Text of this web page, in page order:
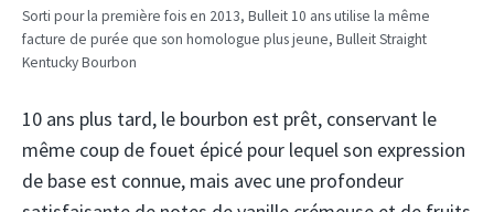
Sorti pour la première fois en 2013, Bulleit 10 ans utilise la même
facture de purée que son homologue plus jeune, Bulleit Straight
Kentucky Bourbon
10 ans plus tard, le bourbon est prêt, conservant le
même coup de fouet épicé pour lequel son expression
de base est connue, mais avec une profondeur